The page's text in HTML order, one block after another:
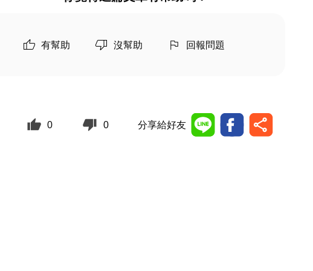
有幫助 沒幫助 回報問題
0 0 分享給好友